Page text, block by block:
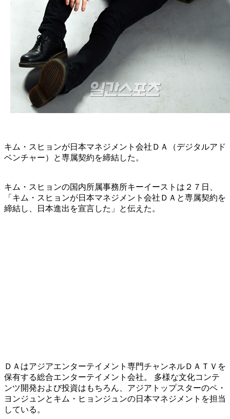
キム・スヒョンが日本マネジメント会社ＤＡ（デジタルアド
ベンチャー）と専属契約を締結した。
キム・スヒョンの国内所属事務所キーイーストは２７日、
「キム・スヒョンが日本マネジメント会社ＤＡと専属契約を
締結し、日本進出を宣言した」と伝えた。
ＤＡはアジアエンターテイメント専門チャンネルＤＡＴＶを
保有する総合エンターテイメント会社。 多様な文化コンテ
ンツ開発および投資はもちろん、アジアトップスターのペ・
ヨンジュンとキム・ヒョンジュンの日本マネジメントを担当
している。